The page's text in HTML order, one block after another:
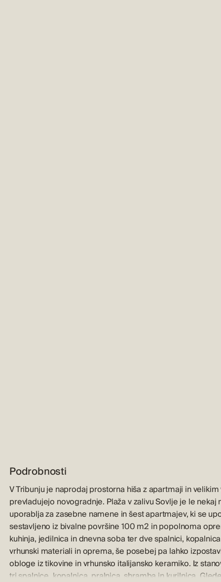
Podrobnosti
V Tribunju je naprodaj prostorna hiša z apartmaji in
prevladujejo novogradnje. Plaža v zalivu Sovlje je le
uporablja za zasebne namene in šest apartmajev, ki se
sestavljeno iz bivalne površine 100 m2 in popolnoma
kuhinja, jedilnica in dnevna soba ter dve spalnici,
vrhunski materiali in oprema, še posebej pa lahko
obloge iz tikovine in vrhunsko italijansko keramiko. Iz
tri spalnice, kopalnica, pralnica, shramba in kurilnica.